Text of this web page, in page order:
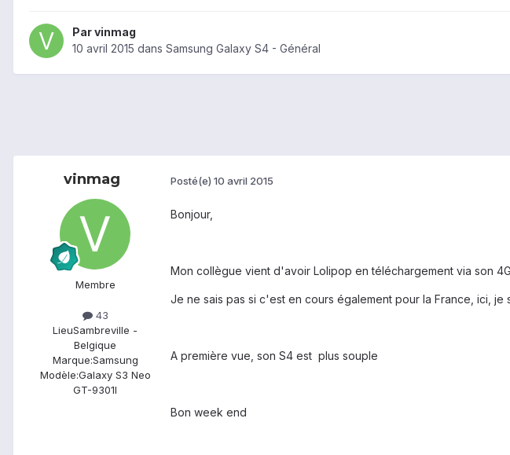
Parvinmag
10 avril 2015 dans Samsung Galaxy S4 - Général
vinmag
Membre
43
LieuSambreville -
Belgique
Marque:Samsung
Modèle:Galaxy S3 Neo
GT-9301I
Posté(e) 10 avril 2015
Bonjour,
Mon collègue vient d'avoir Lolipop en téléchargement via son
Je ne sais pas si c'est en cours également pour la France, ici, je
A première vue, son S4 est plus souple
Bon week end